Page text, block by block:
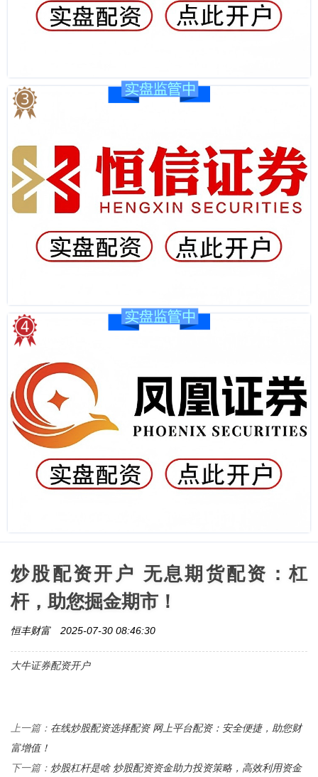
炒股配资开户 无息期货配资：杠
杆，助您掘金期市！
恒丰财富 2025-07-30 08:46:30
大牛证券配资开户
上一篇： 在线炒股配资选择配资 网上平台配资：安全便捷，助您财
富增值！
下一篇： 炒股杠杆是啥 炒股配资资金助力投资策略，高效利用资金